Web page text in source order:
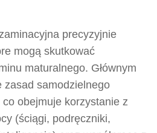
precyzyjnie
mogą skutkować
maturalnego. Głównym
zasad samodzielnego
obejmuje korzystanie z
(ściągi, podręczniki,